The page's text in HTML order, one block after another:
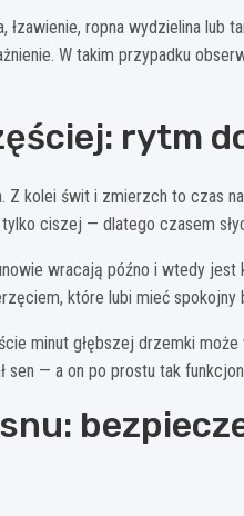
ropna wydzielina lub
W takim przypadku
rytm
kolei świt i zmierzch to czas na
ciszej — dlatego czasem
wracają późno i wtedy
które lubi mieć spokojny
minut głębszej drzemki
sen — a on po prostu tak